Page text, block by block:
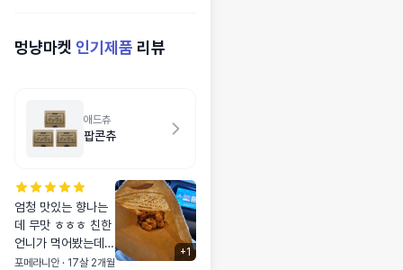
멍냥마켓 인기제품 리뷰
애드츄
팝콘츄
엄청 맛있는 향나는
데 무맛 ㅎㅎㅎ 친한
언니가 먹어봤는데
무맛이래여... 그래서
포메라니안 · 17살 2개월
+1